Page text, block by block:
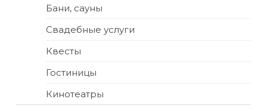
Бани, сауны
Свадебные услуги
Квесты
Гостиницы
Кинотеатры